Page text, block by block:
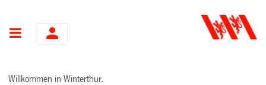
Hauptnavigation
Willkommen in Winterthur.